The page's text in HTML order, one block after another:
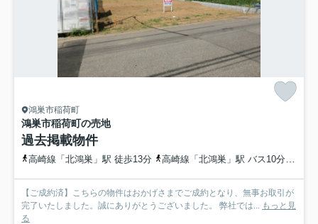
鴻巣市稲荷町
鴻巣市稲荷町の売地
過去掲載物件
高崎線「北鴻巣」駅 徒歩13分 高崎線「北鴻巣」駅 バス10分 埼玉県鴻巣市「赤見台中前」 停歩2分
【ご成約済】こちらの物件はおかげさまでご成約となり、無事お取引が
完了いたしました。誠にありがとうございました。 弊社では...
もっと見
る